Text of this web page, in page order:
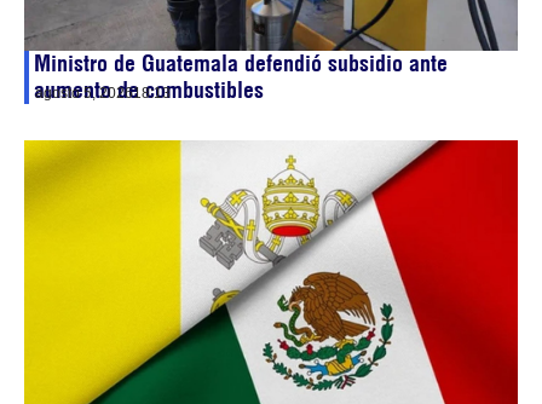
Ministro de Guatemala defendió subsidio ante
aumento de combustibles
agosto 5, 202618:13